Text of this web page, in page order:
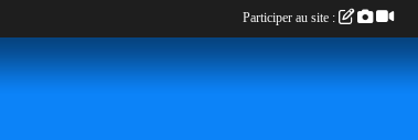
Participer au site :